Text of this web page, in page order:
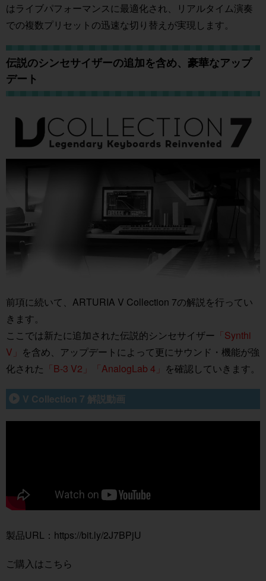
はライブパフォーマンスに最適化され、リアルタイム演奏
での複数プリセットの迅速な切り替えが実現します。
伝説のシンセサイザーの追加を含め、豪華なアップ
デート
前項に続いて、ARTURIA V Collection 7の解説を行ってい
きます。
ここでは新たに追加された伝説的シンセサイザー 「Synthi
V」 を含め、アップデートによって更にサウンド・機能が強
化された 「B-3 V2」「AnalogLab 4」 を確認していきます。
V Collection 7 解説動画
製品URL： https://bit.ly/2J7BPjU
ご購入は こちら